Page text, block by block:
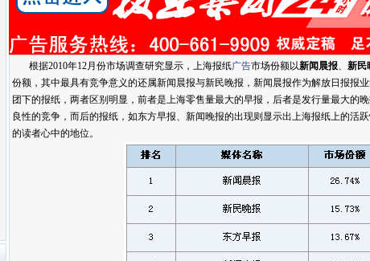
根据2010年12月份市场调查研究显示，上海报纸广告市场份额以新闻晨报、 新民
份额，其中最具有竞争意义的还属新闻晨报与新民晚报，新闻晨报作为解放日报报
团下的报纸，两者区别明显，前者是上海零售量最大的早报，后者是发行量最大的
良性的竞争，而后的报纸，如东方早报、新闻晚报的出现则显示出上海报纸上的活
的读者心中的地位。